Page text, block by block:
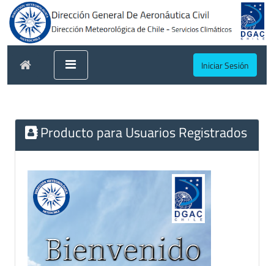
Iniciar Sesión
Producto para Usuarios Registrados